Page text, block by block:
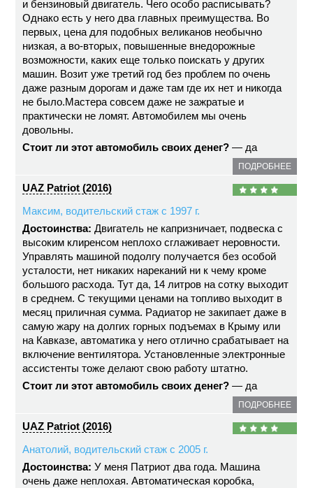
и бензиновый двигатель. Чего особо расписывать?
Однако есть у него два главных преимущества. Во
первых, цена для подобных великанов необычно
низкая, а во-вторых, повышенные внедорожные
возможности, каких еще только поискать у других
машин. Возит уже третий год без проблем по очень
даже разным дорогам и даже там где их нет и никогда
не было.Мастера совсем даже не зажратые и
практически не ломят. Автомобилем мы очень
довольны.
Стоит ли этот автомобиль своих денег? — да
ПОДРОБНЕЕ
UAZ Patriot (2016)
Максим, водительский стаж с 1997 г.
Достоинства: Двигатель не капризничает, подвеска с
высоким клиренсом неплохо сглаживает неровности.
Управлять машиной подолгу получается без особой
усталости, нет никаких нареканий ни к чему кроме
большого расхода. Тут да, 14 литров на сотку выходит
в среднем. С текущими ценами на топливо выходит в
месяц приличная сумма. Радиатор не закипает даже в
самую жару на долгих горных подъемах в Крыму или
на Кавказе, автоматика у него отлично срабатывает на
включение вентилятора. Установленные электронные
ассистенты тоже делают свою работу штатно.
Стоит ли этот автомобиль своих денег? — да
ПОДРОБНЕЕ
UAZ Patriot (2016)
Анатолий, водительский стаж с 2005 г.
Достоинства: У меня Патриот два года. Машина
очень даже неплохая. Автоматическая коробка,